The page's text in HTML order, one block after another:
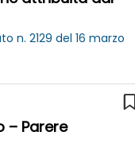
n. 2129 del 16 marzo
– Parere